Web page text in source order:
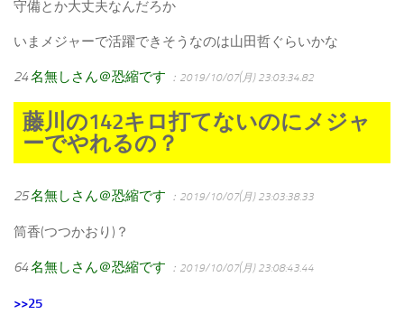
守備とか大丈夫なんだろか
いまメジャーで活躍できそうなのは山田哲ぐらいかな
24名無しさん＠恐縮です ：2019/10/07(月) 23:03:34.82
藤川の142キロ打てないのにメジャ
ーでやれるの？
25名無しさん＠恐縮です ：2019/10/07(月) 23:03:38.33
筒香(つつかおり)？
64名無しさん＠恐縮です ：2019/10/07(月) 23:08:43.44
>>25